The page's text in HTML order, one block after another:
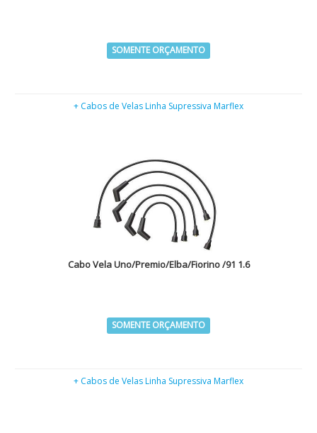
SOMENTE ORÇAMENTO
+ Cabos de Velas Linha Supressiva Marflex
Cabo Vela Uno/Premio/Elba/Fiorino /91 1.6
SOMENTE ORÇAMENTO
+ Cabos de Velas Linha Supressiva Marflex